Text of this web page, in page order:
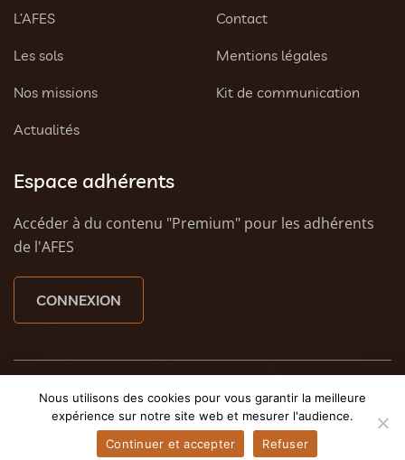
L’AFES
Les sols
Nos missions
Actualités
Contact
Mentions légales
Kit de communication
Espace adhérents
Accéder à du contenu "Premium" pour les adhérents
de l'AFES
CONNEXION
© 2023 AFES - Tous droits réservés - Une créationTony
Oheix : Agence Web CaenetWeezy - Agence web à
Caen
Nous utilisons des cookies pour vous garantir la meilleure
expérience sur notre site web et mesurer l'audience.
Continuer et accepter
Refuser